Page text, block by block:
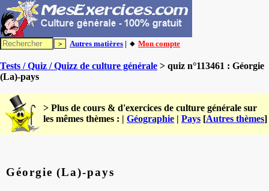
Autres matières | 🔸 Mon compte
Tests / Quiz / Quizz de culture générale > quiz n°113461 : Géorgie
(La)-pays
> Plus de cours & d'exercices de culture générale sur
les mêmes thèmes : | Géographie | Pays [Autres thèmes]
Géorgie (La)-pays